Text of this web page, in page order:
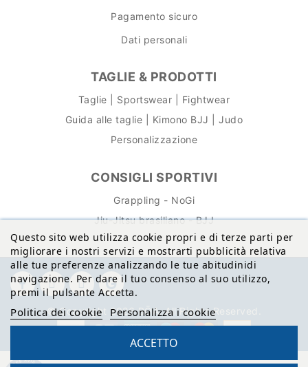
Pagamento sicuro
Dati personali
TAGLIE & PRODOTTI
Taglie | Sportswear | Fightwear
Guida alle taglie | Kimono BJJ | Judo
Personalizzazione
CONSIGLI SPORTIVI
Grappling - NoGi
Jiu-Jitsu brasiliano - BJJ
Questo sito web utilizza cookie propri e di terze parti per
migliorare i nostri servizi e mostrarti pubblicità relativa
alle tue preferenze analizzando le tue abitudinidi
navigazione. Per dare il tuo consenso al suo utilizzo,
premi il pulsante Accetta.
Politica dei cookie Personalizza i cookie
ACCETTO
© Copyright 2026 BŌA. All Rights Reserved.